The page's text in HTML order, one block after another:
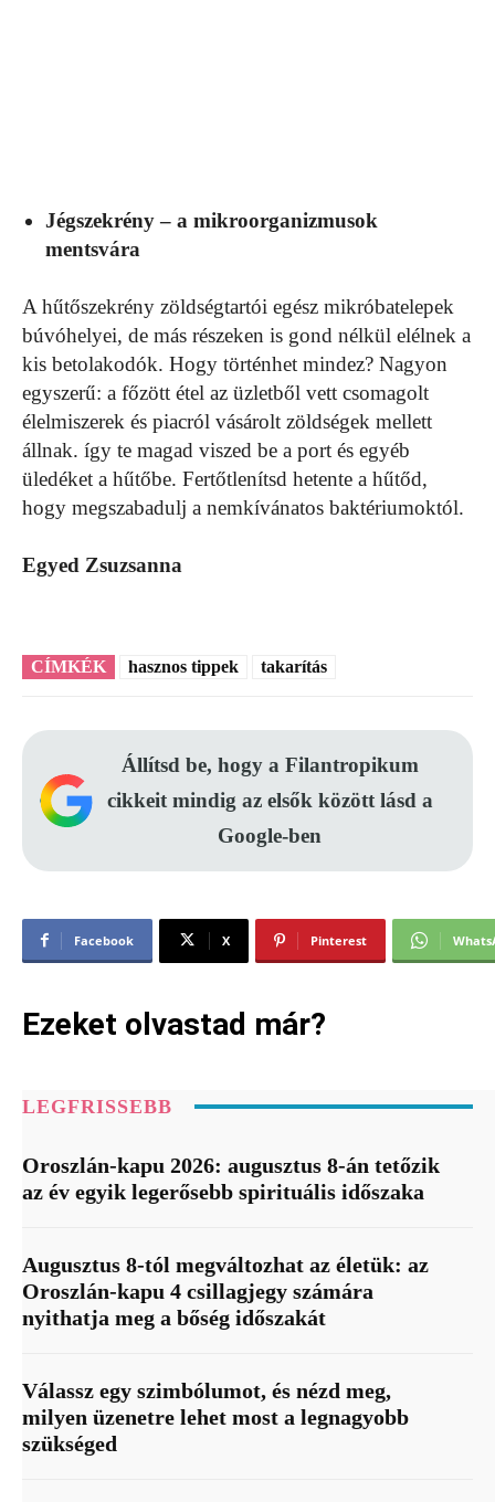
Jégszekrény – a mikroorganizmusok
mentsvára
A hűtőszekrény zöldségtartói egész mikróbatelepek
búvóhelyei, de más részeken is gond nélkül elélnek a
kis betolakodók. Hogy történhet mindez? Nagyon
egyszerű: a főzött étel az üzletből vett csomagolt
élelmiszerek és piacról vásárolt zöldségek mellett
állnak. így te magad viszed be a port és egyéb
üledéket a hűtőbe. Fertőtlenítsd hetente a hűtőd,
hogy megszabadulj a nemkívánatos baktériumoktól.
Egyed Zsuzsanna
CÍMKÉK hasznos tippek takarítás
Állítsd be, hogy a Filantropikum
cikkeit mindig az elsők között lásd a
Google-ben
Facebook X Pinterest
Ezeket olvastad már?
LEGFRISSEBB
Oroszlán-kapu 2026: augusztus 8-án tetőzik
az év egyik legerősebb spirituális időszaka
Augusztus 8-tól megváltozhat az életük: az
Oroszlán-kapu 4 csillagjegy számára
nyithatja meg a bőség időszakát
Válassz egy szimbólumot, és nézd meg,
milyen üzenetre lehet most a legnagyobb
szükséged